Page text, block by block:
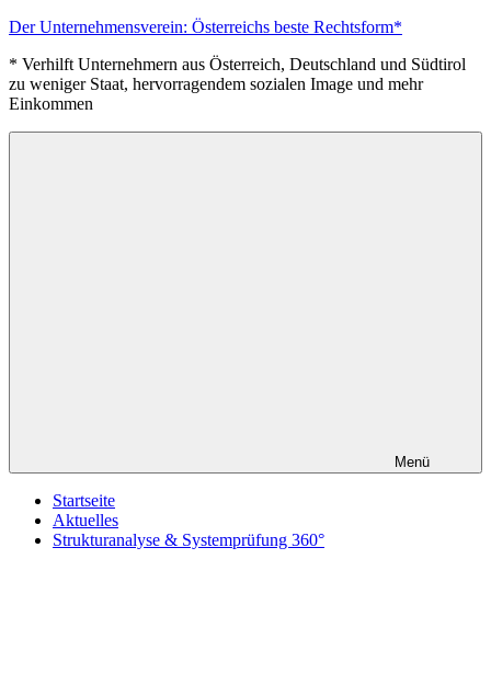
Zum
springen
Der Unternehmensverein: Österreichs beste Rechtsform*
* Verhilft Unternehmern aus Österreich, Deutschland und Südtirol
zu weniger Staat, hervorragendem sozialen Image und mehr
Einkommen
Menü
Startseite
Aktuelles
Strukturanalyse & Systemprüfung 360°